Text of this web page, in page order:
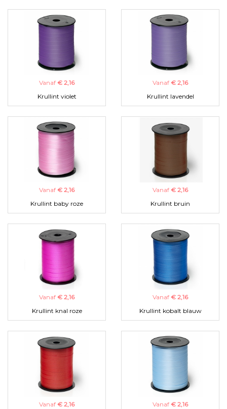
Vanaf € 2,16
Krullint violet
Vanaf € 2,16
Krullint lavendel
Vanaf € 2,16
Krullint baby roze
Vanaf € 2,16
Krullint bruin
Vanaf € 2,16
Krullint knal roze
Vanaf € 2,16
Krullint kobalt blauw
Vanaf € 2,16
Vanaf € 2,16